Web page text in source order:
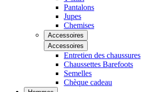
Pantalons
Jupes
Chemises
Accessoires
Accessoires
Entretien des chaussures
Chaussettes Barefoots
Semelles
Chèque cadeau